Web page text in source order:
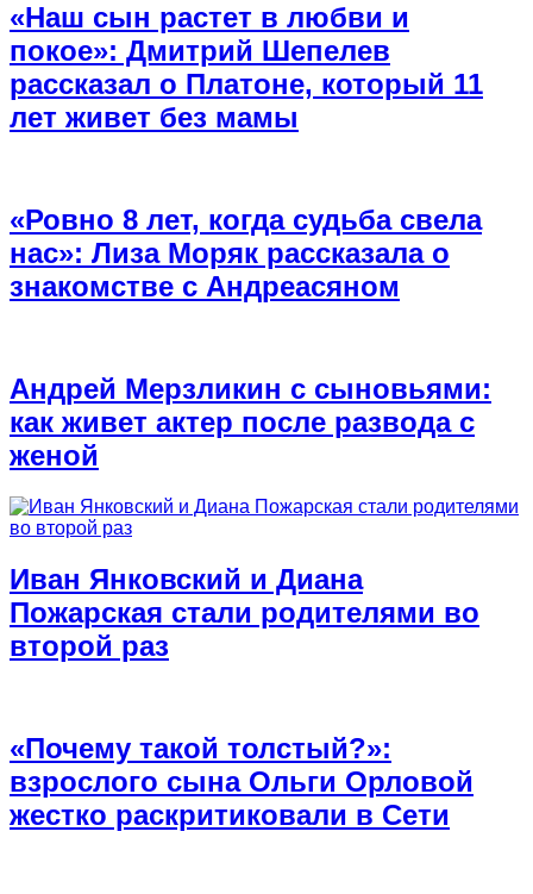
«Наш сын растет в любви и
покое»: Дмитрий Шепелев
рассказал о Платоне, который 11
лет живет без мамы
«Ровно 8 лет, когда судьба свела
нас»: Лиза Моряк рассказала о
знакомстве с Андреасяном
Андрей Мерзликин с сыновьями:
как живет актер после развода с
женой
Иван Янковский и Диана
Пожарская стали родителями во
второй раз
«Почему такой толстый?»:
взрослого сына Ольги Орловой
жестко раскритиковали в Сети